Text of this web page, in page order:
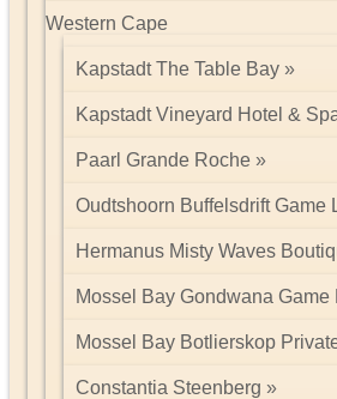
Western Cape
Kapstadt The Table Bay
Kapstadt Vineyard Hotel &
Paarl Grande Roche
Oudtshoorn Buffelsdrift Game
Hermanus Misty Waves
Mossel Bay Gondwana Game
Mossel Bay Botlierskop
Constantia Steenberg